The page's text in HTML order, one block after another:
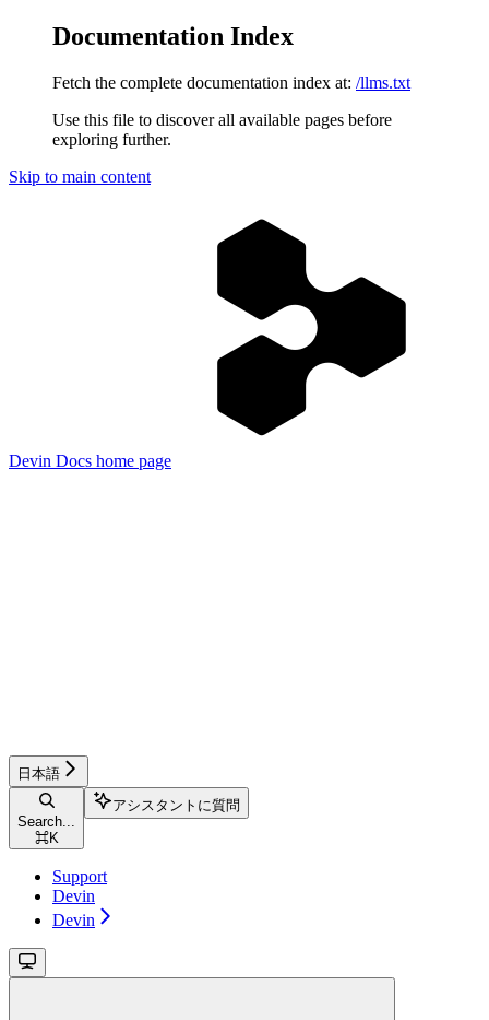
Documentation Index
Fetch the complete documentation index at: /llms.txt
Use this file to discover all available pages before
exploring further.
Skip to main content
Devin Docs home page
日本語
Search...
⌘K
アシスタントに質問
Support
Devin
Devin